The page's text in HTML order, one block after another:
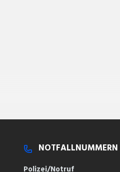
NOTFALLNUMMERN